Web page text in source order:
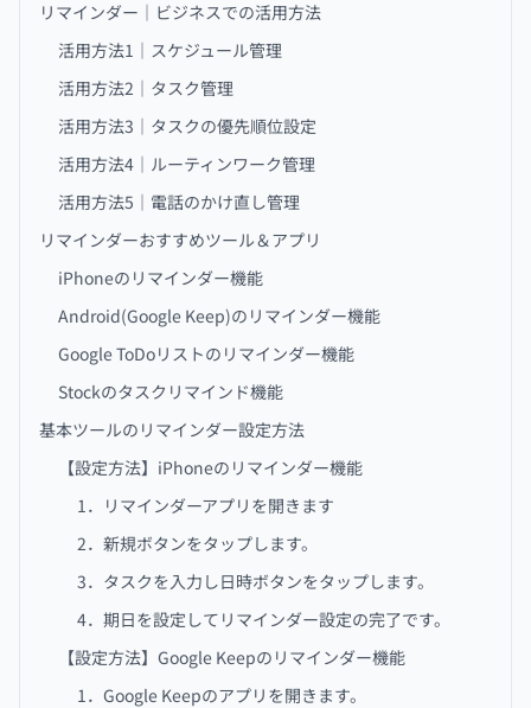
リマインダー｜ビジネスでの活用方法
活用方法1｜スケジュール管理
活用方法2｜タスク管理
活用方法3｜タスクの優先順位設定
活用方法4｜ルーティンワーク管理
活用方法5｜電話のかけ直し管理
リマインダーおすすめツール＆アプリ
iPhoneのリマインダー機能
Android(Google Keep)のリマインダー機能
Google ToDoリストのリマインダー機能
Stockのタスクリマインド機能
基本ツールのリマインダー設定方法
【設定方法】iPhoneのリマインダー機能
1．リマインダーアプリを開きます
2．新規ボタンをタップします。
3．タスクを入力し日時ボタンをタップします。
4．期日を設定してリマインダー設定の完了です。
【設定方法】Google Keepのリマインダー機能
1．Google Keepのアプリを開きます。